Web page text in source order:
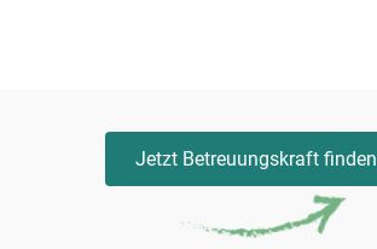
Jetzt Betreuungskraft finden